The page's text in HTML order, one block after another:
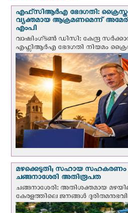
എഫ്‌സി‌ആര്‍‌എ ഭേദഗതി:
വ്യക്തമായ ആക്രമണമെന്ന്
എംപി
വാഷിംഗ്ടണ്‍ ഡി‌സി: കേന്ദ്ര
എഫ്സിആർഎ ഭേദഗതി നിയമം
മഴക്കെടുതി; സഹായ സഹകരണം
ചങ്ങനാശേരി അതിരൂപത
ചങ്ങനാശേരി: അതിശക്തമായ
കേരളത്തിലെ ജനങ്ങൾ